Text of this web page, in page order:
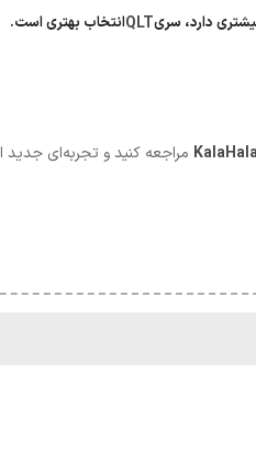
دارد، سریQLTانتخاب بهتری است.
مراجعه کنید و تجربه‌ای جدید